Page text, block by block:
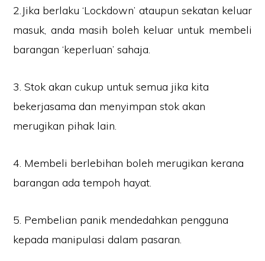
2.Jika berlaku ‘Lockdown’ ataupun sekatan keluar
masuk, anda masih boleh keluar untuk membeli
barangan ‘keperluan’ sahaja.
3. Stok akan cukup untuk semua jika kita
bekerjasama dan menyimpan stok akan
merugikan pihak lain.
4. Membeli berlebihan boleh merugikan kerana
barangan ada tempoh hayat.
5. Pembelian panik mendedahkan pengguna
kepada manipulasi dalam pasaran.